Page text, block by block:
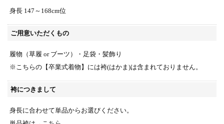
身長 147～168cm位
ご用意いただくもの
履物（草履 or ブーツ）・足袋・髪飾り
※こちらの【卒業式着物】には袴(はかま)は含まれておりません。
袴につきまして
身長に合わせて単品からお選びください。